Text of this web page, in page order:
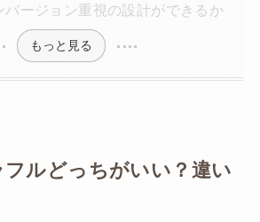
ージョン重視の設計ができるか
もっと見る
ルどっちがいい？違い